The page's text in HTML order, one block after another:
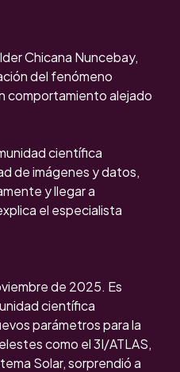
Chicana Nuncebay,
del fenómeno
comportamiento alejado
científica
de imágenes y datos,
y llegar a
el especialista
de 2025. Es
científica
parámetros para la
como el 3I/ATLAS,
Solar, sorprendió a